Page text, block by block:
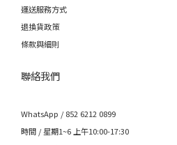
運送服務方式
退換貨政策
條款與細則
聯絡我們
WhatsApp / 852 6212 0899
時間 / 星期1~6 上午10:00-17:30